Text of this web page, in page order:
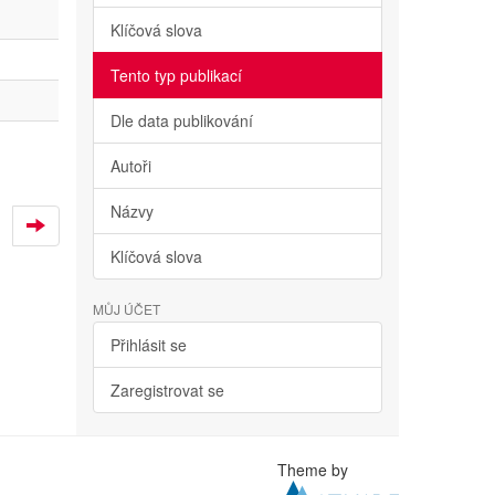
Klíčová slova
Tento typ publikací
Dle data publikování
Autoři
Názvy
Klíčová slova
MŮJ ÚČET
Přihlásit se
Zaregistrovat se
Theme by